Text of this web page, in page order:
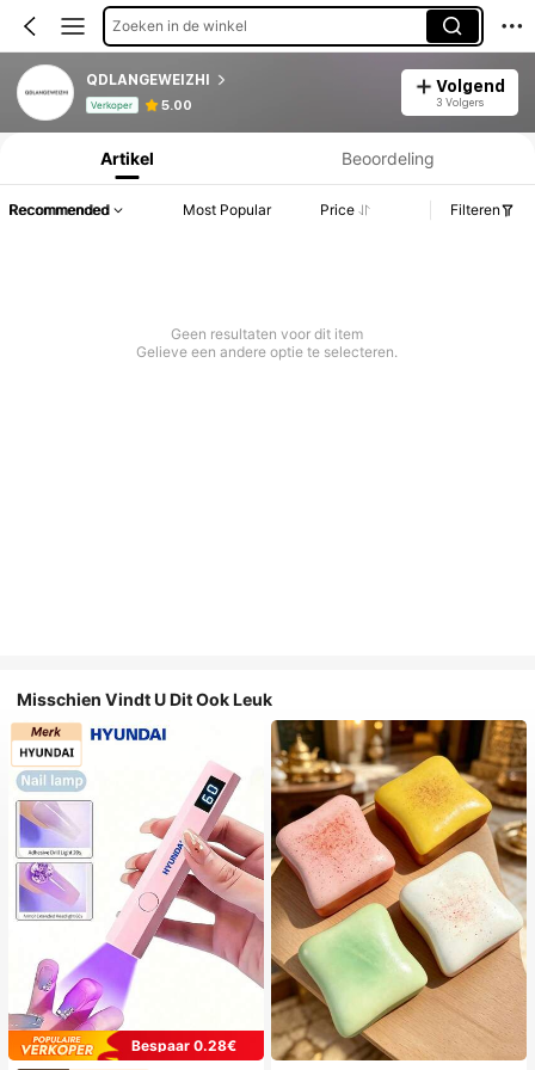
Zoeken in de winkel
QDLANGEWEIZHI
Verkoper 5.00
Volgend
3 Volgers
Productinformatie: Prijsopenbaring, Verkoop- en Voorraadgegevens.
Artikel Beoordeling
Recommended Most Popular Price Filteren
Geen resultaten voor dit item
Gelieve een andere optie te selecteren.
Misschien Vindt U Dit Ook Leuk
Bespaar 0.28€